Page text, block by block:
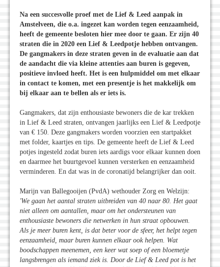
Na een succesvolle proef met de Lief & Leed aanpak in
Amstelveen, die o.a. ingezet kan worden tegen eenzaamheid,
heeft de gemeente besloten hier mee door te gaan. Er zijn 40
straten die in 2020 een Lief & Leedpotje hebben ontvangen.
De gangmakers in deze straten geven in de evaluatie aan dat
de aandacht die via kleine attenties aan buren is gegeven,
positieve invloed heeft. Het is een hulpmiddel om met elkaar
in contact te komen, met een presentje is het makkelijk om
bij elkaar aan te bellen als er iets is.
Gangmakers, dat zijn enthousiaste bewoners die de kar trekken
in Lief & Leed straten, ontvangen jaarlijks een Lief & Leedpotje
van € 150. Deze gangmakers worden voorzien een startpakket
met folder, kaartjes en tips. De gemeente heeft de Lief & Leed
potjes ingesteld zodat buren iets aardigs voor elkaar kunnen doen
en daarmee het buurtgevoel kunnen versterken en eenzaamheid
verminderen. En dat was in de coronatijd belangrijker dan ooit.
Marijn van Ballegooijen (PvdA) wethouder Zorg en Welzijn:
'We gaan het aantal straten uitbreiden van 40 naar 80. Het gaat
niet alleen om aantallen, maar om het ondersteunen van
enthousiaste bewoners die netwerken in hun straat opbouwen.
Als je meer buren kent, is dat beter voor de sfeer, het helpt tegen
eenzaamheid, maar buren kunnen elkaar ook helpen. Wat
boodschappen meenemen, een keer wat soep of een bloemetje
langsbrengen als iemand ziek is. Door de Lief & Leed pot is het